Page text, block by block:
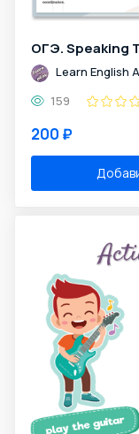
ОГЭ. Speaking
Learn English
159
200 ₽